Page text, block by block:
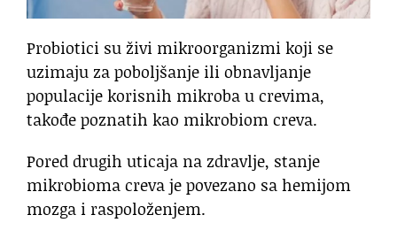
Probiotici su živi mikroorganizmi koji se
uzimaju za poboljšanje ili obnavljanje
populacije korisnih mikroba u crevima,
takođe poznatih kao mikrobiom creva.
Pored drugih uticaja na zdravlje, stanje
mikrobioma creva je povezano sa hemijom
mozga i raspoloženjem.